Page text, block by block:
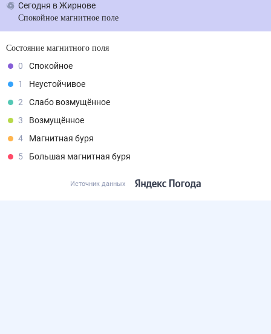
Сегодня в Жирнове
Спокойное магнитное поле
Состояние магнитного поля
0
Спокойное
1
Неустойчивое
2
Слабо возмущённое
3
Возмущённое
4
Магнитная буря
5
Большая магнитная буря
Источник данных